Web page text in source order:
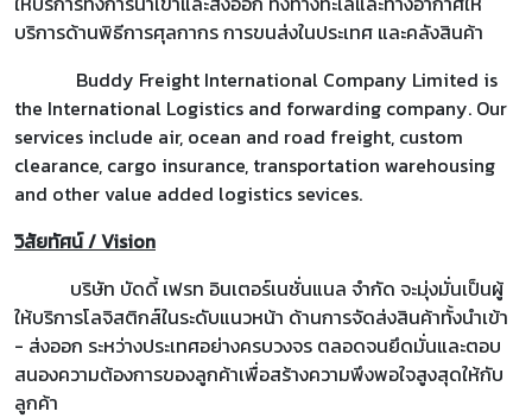
บริการด้านพิธีการศุลกากร การขนส่งในประเทศ และคลังสินค้า
Buddy Freight International Company Limited is
the International Logistics and forwarding company. Our
services include air, ocean and road freight, custom
clearance, cargo insurance, transportation warehousing
and other value added logistics sevices.
วิสัยทัศน์ / Vision
บริษัท บัดดี้ เฟรท อินเตอร์เนชั่นแนล จำกัด จะมุ่งมั่นเป็นผู้
ให้บริการโลจิสติกส์ในระดับแนวหน้า ด้านการจัดส่งสินค้าทั้งนำเข้า
- ส่งออก ระหว่างประเทศอย่างครบวงจร ตลอดจนยึดมั่นและตอบ
สนองความต้องการของลูกค้าเพื่อสร้างความพึงพอใจสูงสุดให้กับ
ลูกค้า